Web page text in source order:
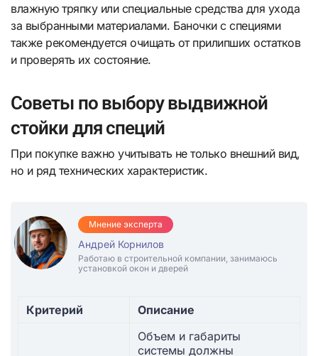
влажную тряпку или специальные средства для ухода
за выбранными материалами. Баночки с специями
также рекомендуется очищать от прилипших остатков
и проверять их состояние.
Советы по выбору выдвижной
стойки для специй
При покупке важно учитывать не только внешний вид,
но и ряд технических характеристик.
Мнение эксперта
Андрей Корнилов
Работаю в строительной компании, занимаюсь
установкой окон и дверей
Критерий Описание
Объем и габариты
системы должны